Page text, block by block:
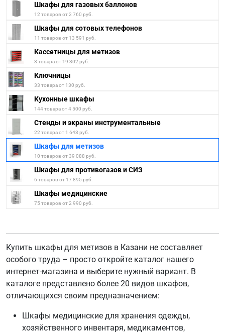
Шкафы для газовых баллонов
12 товаров от 2 760 руб.
Шкафы для сотовых телефонов
11 товаров от 13 591 руб.
Кассетницы для метизов
3 товара от 19 302 руб.
Ключницы
33 товара от 130 руб.
Кухонные шкафы
144 товара от 4 500 руб.
Стенды и экраны инструментальные
22 товара от 1 643 руб.
Шкафы для метизов
10 товаров от 39 088 руб.
Шкафы для противогазов и СИЗ
6 товаров от 17 895 руб.
Шкафы медицинские
75 товаров от 2 990 руб.
Купить шкафы для метизов в Казани не составляет
особого труда – просто откройте каталог нашего
интернет-магазина и выберите нужный вариант. В
каталоге представлено более 20 видов шкафов,
отличающихся своим предназначением:
Шкафы медицинские для хранения одежды,
хозяйственного инвентаря, медикаментов,